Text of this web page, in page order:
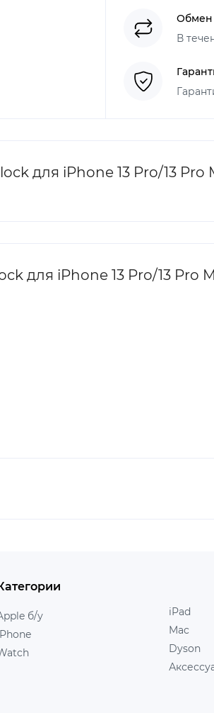
Обмен
В
для iPhone 13 Pro/13 Pro
для iPhone 13 Pro/13 Pro
б/у
iPad
Mac
Dyson